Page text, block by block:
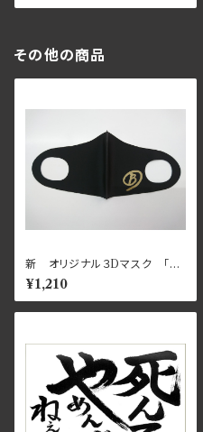
その他の商品
新 オリジナル３Dマスク 「ビ
トノマスク」
¥1,210